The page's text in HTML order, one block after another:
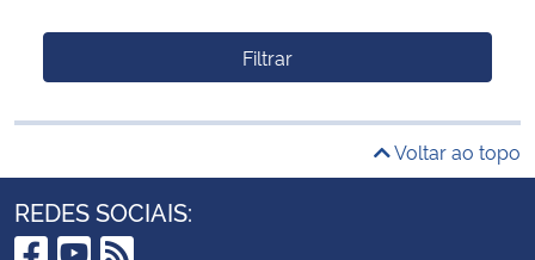
Filtrar
Voltar ao topo
REDES SOCIAIS: